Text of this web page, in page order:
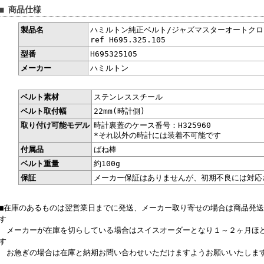
商品仕様
製品名
ハミルトン純正ベルト/ジャズマスターオートク
ref H695.325.105
型番
H695325105
メーカー
ハミルトン
ベルト素材
ステンレススチール
ベルト取付幅
22mm(時計側)
取り付け可能モデル 時計裏蓋のケース番号：H325960
*それ以外の時計には装着不可能です
付属品
ばね棒
ベルト重量
約100g
保証
メーカー保証はありませんが、初期不良には対
在庫のあるものは翌営業日までに発送、メーカー取り寄せの場合は商品発
ーカーが在庫を切らしている場合はスイスオーダーとなり１～２ヶ月ほ
急ぎの場合は在庫と納期お問い合わせいただけますようお願いいたしま